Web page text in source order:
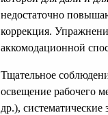
недостаточно
коррекция.
аккомодационной
Тщательное
освещение рабочего
др.), систематические